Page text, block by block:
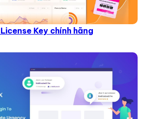
Key chính hãng